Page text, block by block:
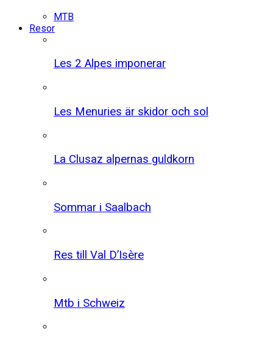
MTB
Resor
Les 2 Alpes imponerar
Les Menuries är skidor och sol
La Clusaz alpernas guldkorn
Sommar i Saalbach
Res till Val D’Isère
Mtb i Schweiz